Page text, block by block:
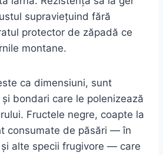
supraviețuind fără
protector de zăpadă ce
montane.
ca dimensiuni, sunt
bondari care le polenizează
Fructele negre, coapte la
consumate de păsări — în
alte specii frugivore — care